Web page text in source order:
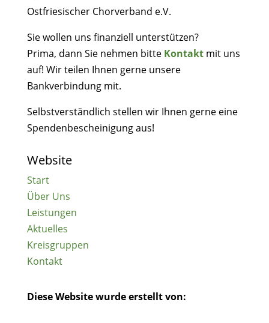
Ostfriesischer Chorverband e.V.
Sie wollen uns finanziell unterstützen?
Prima, dann Sie nehmen bitte Kontaktmit uns
auf! Wir teilen Ihnen gerne unsere
Bankverbindung mit.
Selbstverständlich stellen wir Ihnen gerne eine
Spendenbescheinigung aus!
Website
Start
Über Uns
Leistungen
Aktuelles
Kreisgruppen
Kontakt
Diese Website wurde erstellt von: